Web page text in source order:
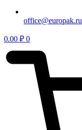
office@europak.ru
0.00 ₽ 0